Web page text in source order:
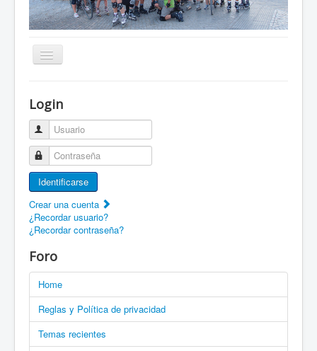
Cambiar
Patines Solidarios
¿Cómo asociarme? Ventajas
Movilidad en patines F.A.Q.
Enlaces
EN: Welcome to ZaragozaRoller!
EN: How to become a member?
DE: Willkommen zu ZaragozaRoller!
PT: Bem vindo a ZaragozaRoller!
Login
Usuario
Contraseña
Identificarse
Crear una cuenta
¿Recordar usuario?
¿Recordar contraseña?
Foro
Home
Reglas y Política de privacidad
Temas recientes